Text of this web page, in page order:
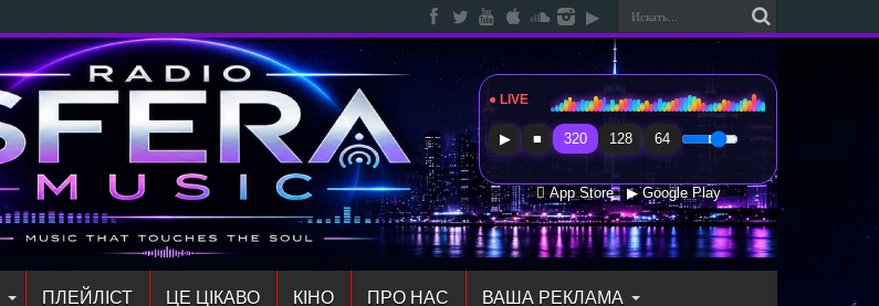
● LIVE Radio Sfera Music
▶ ■ 320 128 64
 App Store ▶ Google Play
ПЛЕЙЛIСТ ЦЕ ЦІКАВО КІНО ПРО НАС ВАША РЕКЛАМА